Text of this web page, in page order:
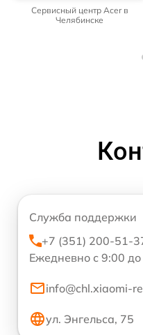
Сервисный центр Acer в
Челябинске
Служба поддержки
+7 (351) 200-51-
Ежедневно с 9:00
info@chl.xiaomi-
ул. Энгельса, 75